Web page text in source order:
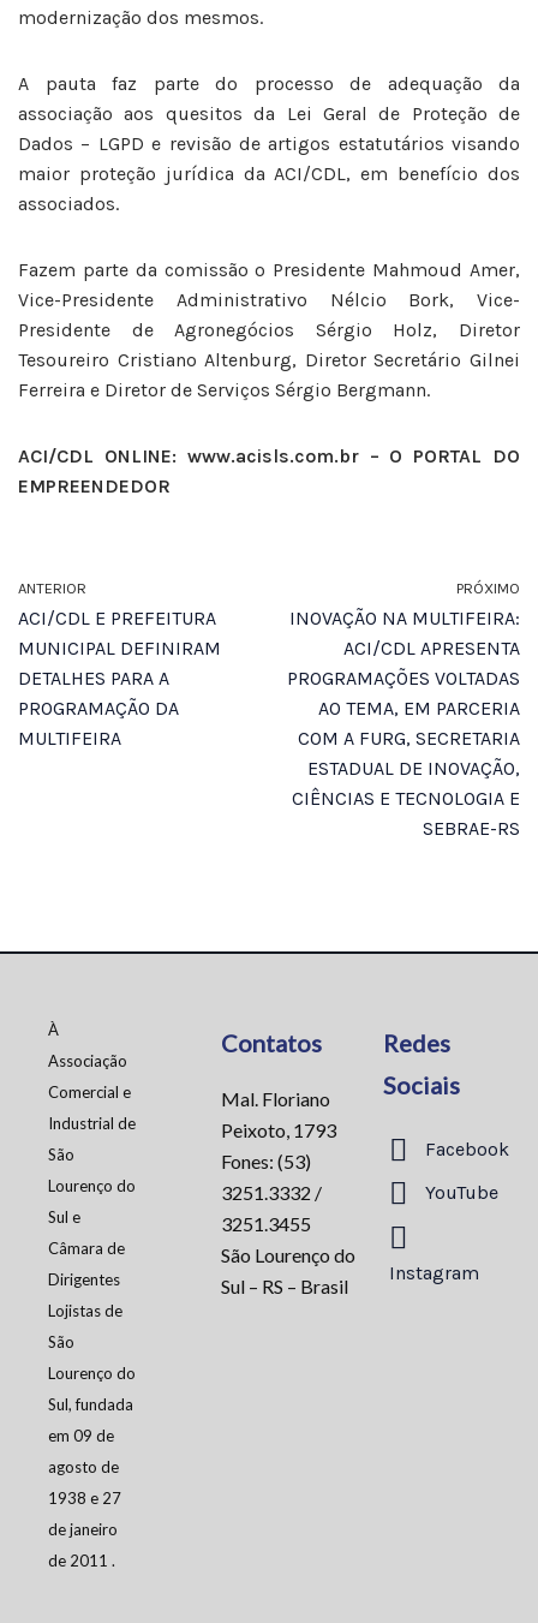
modernização dos mesmos.
A pauta faz parte do processo de adequação da
associação aos quesitos da Lei Geral de Proteção de
Dados – LGPD e revisão de artigos estatutários visando
maior proteção jurídica da ACI/CDL, em benefício dos
associados.
Fazem parte da comissão o Presidente Mahmoud Amer,
Vice-Presidente Administrativo Nélcio Bork, Vice-
Presidente de Agronegócios Sérgio Holz, Diretor
Tesoureiro Cristiano Altenburg, Diretor Secretário Gilnei
Ferreira e Diretor de Serviços Sérgio Bergmann.
ACI/CDL ONLINE: www.acisls.com.br – O PORTAL DO
EMPREENDEDOR
ANTERIOR
ACI/CDL E PREFEITURA
MUNICIPAL DEFINIRAM
DETALHES PARA A
PROGRAMAÇÃO DA
MULTIFEIRA
PRÓXIMO
INOVAÇÃO NA MULTIFEIRA:
ACI/CDL APRESENTA
PROGRAMAÇÕES VOLTADAS
AO TEMA, EM PARCERIA
COM A FURG, SECRETARIA
ESTADUAL DE INOVAÇÃO,
CIÊNCIAS E TECNOLOGIA E
SEBRAE-RS
À
Associação
Comercial e
Industrial de
São
Lourenço do
Sul e
Câmara de
Dirigentes
Lojistas de
São
Lourenço do
Sul, fundada
em 09 de
agosto de
1938 e 27
de janeiro
de 2011 .
Contatos
Mal. Floriano
Peixoto, 1793
Fones: (53)
3251.3332 /
3251.3455
São Lourenço do
Sul – RS – Brasil
Redes
Sociais
Facebook
YouTube
Instagram